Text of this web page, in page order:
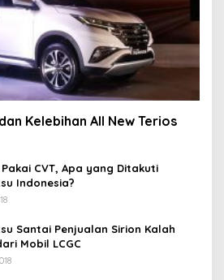
Kelebihan All New Terios
CVT, Apa yang Ditakuti
Indonesia?
Santai Penjualan Sirion Kalah
Mobil LCGC